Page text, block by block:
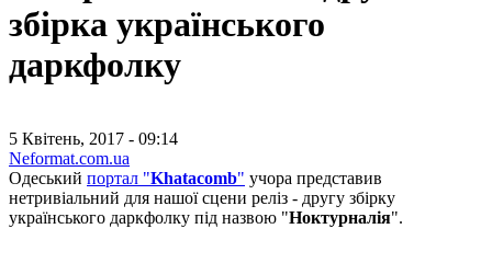
збірка українського
даркфолку
5 Квітень, 2017 - 09:14
Neformat.com.ua
Одеський портал "Khatacomb" учора представив
нетривіальний для нашої сцени реліз - другу збірку
українського даркфолку під назвою "Ноктурналія".